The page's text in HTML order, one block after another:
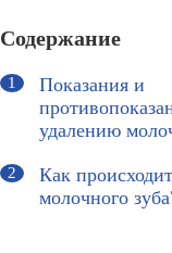
Содержание
Показания и
удалению
Как
молочного